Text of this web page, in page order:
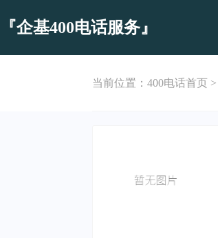
『企基400电话服务』
当前位置：400电话首页 >